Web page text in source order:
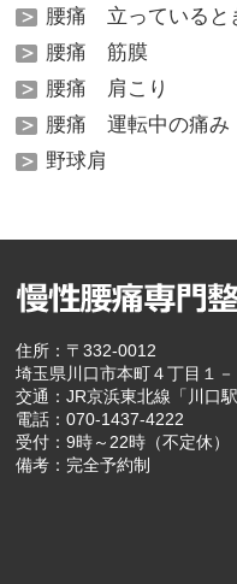
腰痛 立っていると
腰痛 筋膜
腰痛 肩こり
腰痛 運転中の痛み
野球肩
住所：〒332-0012
埼玉県川口市本町４丁目１
交通：JR京浜東北線「川口
電話：070-1437-4222
受付：9時～22時（不定休）
備考：完全予約制